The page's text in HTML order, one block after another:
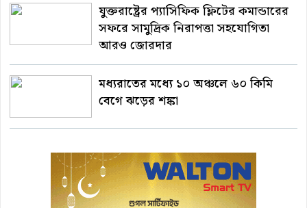
যুক্তরাষ্ট্রের প্যাসিফিক ফ্লিটের কমান্ডারের
সফরে সামুদ্রিক নিরাপত্তা সহযোগিতা
আরও জোরদার
মধ্যরাতের মধ্যে ১০ অঞ্চলে ৬০ কিমি
বেগে ঝড়ের শঙ্কা